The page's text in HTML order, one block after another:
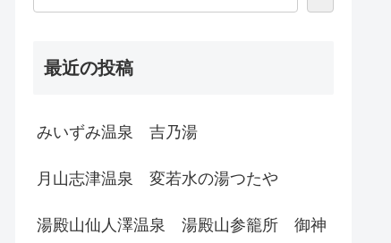
最近の投稿
みいずみ温泉 吉乃湯
月山志津温泉 変若水の湯つたや
湯殿山仙人澤温泉 湯殿山参籠所 御神